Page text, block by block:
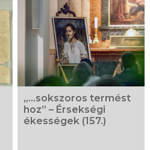
„…sokszoros termést
hoz” – Érsekségi
ékességek (157.)